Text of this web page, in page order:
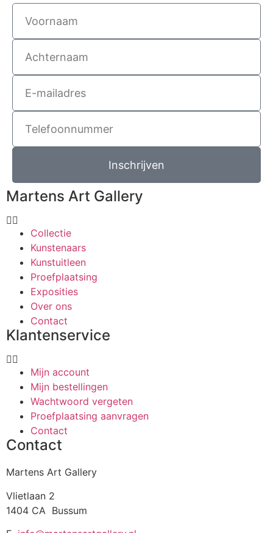
Inschrijven
Martens Art Gallery
Collectie
Kunstenaars
Kunstuitleen
Proefplaatsing
Exposities
Over ons
Contact
Klantenservice
Mijn account
Mijn bestellingen
Wachtwoord vergeten
Proefplaatsing aanvragen
Contact
Contact
Martens Art Gallery
Vlietlaan 2
1404 CA Bussum